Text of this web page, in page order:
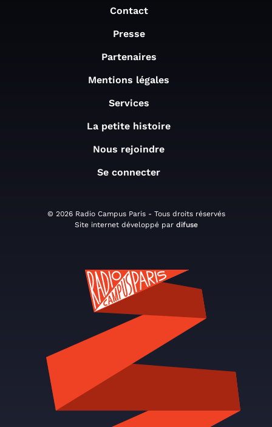
Contact
Presse
Partenaires
Mentions légales
Services
La petite histoire
Nous rejoindre
Se connecter
© 2026 Radio Campus Paris - Tous droits réservés
Site internet développé par difuse